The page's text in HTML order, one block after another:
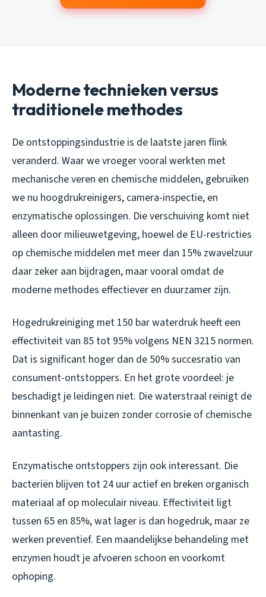
Moderne technieken versus
traditionele methodes
De ontstoppingsindustrie is de laatste jaren flink
veranderd. Waar we vroeger vooral werkten met
mechanische veren en chemische middelen, gebruiken
we nu hoogdrukreinigers, camera-inspectie, en
enzymatische oplossingen. Die verschuiving komt niet
alleen door milieuwetgeving, hoewel de EU-restricties
op chemische middelen met meer dan 15% zwavelzuur
daar zeker aan bijdragen, maar vooral omdat de
moderne methodes effectiever en duurzamer zijn.
Hogedrukreiniging met 150 bar waterdruk heeft een
effectiviteit van 85 tot 95% volgens NEN 3215 normen.
Dat is significant hoger dan de 50% succesratio van
consument-ontstoppers. En het grote voordeel: je
beschadigt je leidingen niet. Die waterstraal reinigt de
binnenkant van je buizen zonder corrosie of chemische
aantasting.
Enzymatische ontstoppers zijn ook interessant. Die
bacteriën blijven tot 24 uur actief en breken organisch
materiaal af op moleculair niveau. Effectiviteit ligt
tussen 65 en 85%, wat lager is dan hogedruk, maar ze
werken preventief. Een maandelijkse behandeling met
enzymen houdt je afvoeren schoon en voorkomt
ophoping.